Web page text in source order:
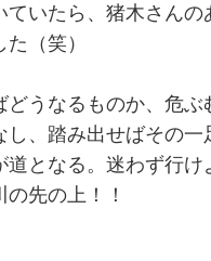
ていたら、猪木さんの
（笑）
どうなるものか、危ぶ
し、踏み出せばその一
道となる。迷わず行
先の上！！